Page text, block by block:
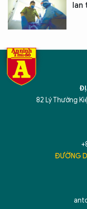
lan
82 Lý Thường
ĐƯỜNG